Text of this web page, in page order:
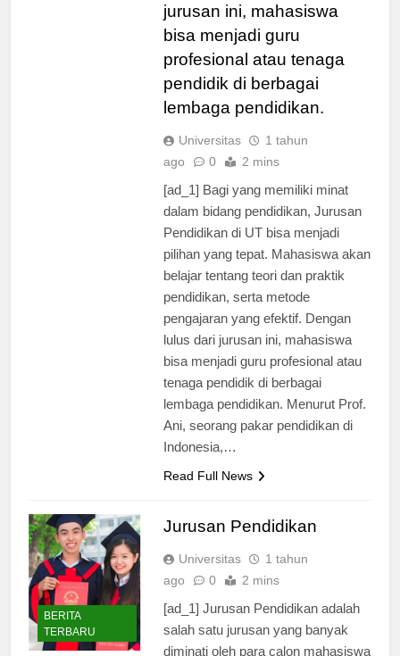
jurusan ini, mahasiswa
bisa menjadi guru
profesional atau tenaga
pendidik di berbagai
lembaga pendidikan.
Universitas
1 tahun
[ad_1] Bagi yang memiliki minat
dalam bidang pendidikan, Jurusan
Pendidikan di UT bisa menjadi
pilihan yang tepat. Mahasiswa akan
belajar tentang teori dan praktik
pendidikan, serta metode
pengajaran yang efektif. Dengan
lulus dari jurusan ini, mahasiswa
bisa menjadi guru profesional atau
tenaga pendidik di berbagai
lembaga pendidikan. Menurut Prof.
Ani, seorang pakar pendidikan di
BERITA
TERBARU
Universitas
1 tahun
[ad_1] Jurusan Pendidikan adalah
salah satu jurusan yang banyak